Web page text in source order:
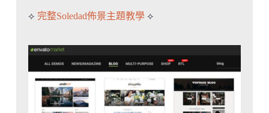
⟡ 完整Soledad佈景主題教學⟡